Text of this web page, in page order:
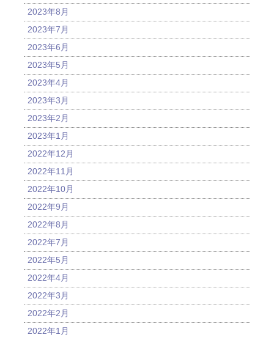
2023年8月
2023年7月
2023年6月
2023年5月
2023年4月
2023年3月
2023年2月
2023年1月
2022年12月
2022年11月
2022年10月
2022年9月
2022年8月
2022年7月
2022年5月
2022年4月
2022年3月
2022年2月
2022年1月